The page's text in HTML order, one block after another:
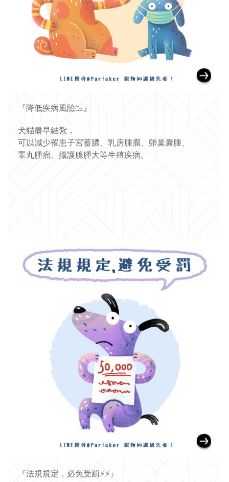
『降低疾病風險📉 』
犬貓盡早結紮，
可以減少罹患子宮蓄膿、乳房腫瘤、卵巢囊腫、
睪丸腫瘤、攝護腺腫大等生殖疾病。
『法規規定，必免受罰⚡⚡』